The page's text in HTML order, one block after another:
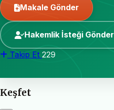
Makale Gönder
Hakemlik İsteği Gönder
Takip Et 229
Keşfet